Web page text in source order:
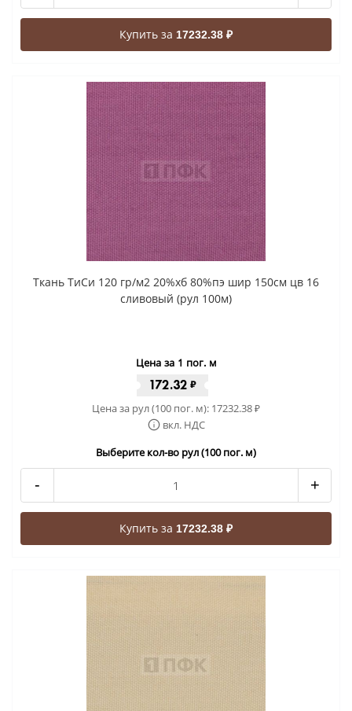
Купить за 17232.38 ₽
Ткань ТиСи 120 гр/м2 20%хб 80%пэ шир 150см цв 16
сливовый (рул 100м)
Цена за 1 пог. м
172.32 ₽
Цена за рул (100 пог. м): 17232.38₽
вкл. НДС
Выберите кол-во рул (100 пог. м)
- +
Купить за 17232.38 ₽